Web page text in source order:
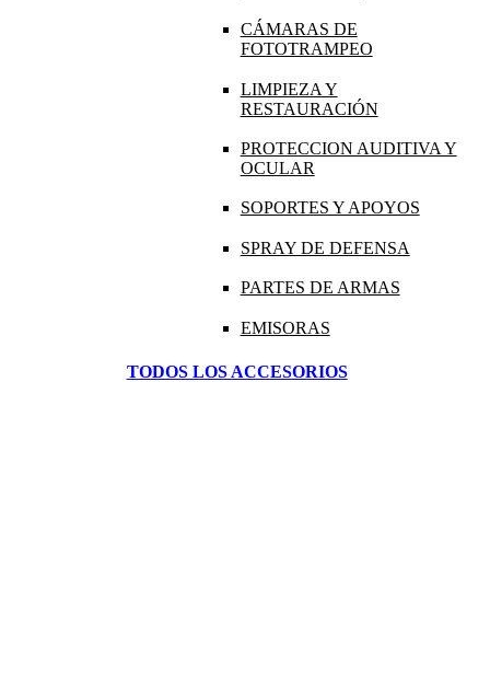
CÁMARAS DE
FOTOTRAMPEO
LIMPIEZA Y
RESTAURACIÓN
PROTECCION AUDITIVA Y
OCULAR
SOPORTES Y APOYOS
SPRAY DE DEFENSA
PARTES DE ARMAS
EMISORAS
TODOS LOS ACCESORIOS